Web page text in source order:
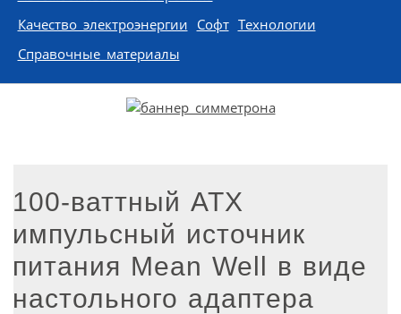
Качество электроэнергии Софт Технологии
Справочные материалы
100-ваттный ATX
импульсный источник
питания Mean Well в виде
настольного адаптера